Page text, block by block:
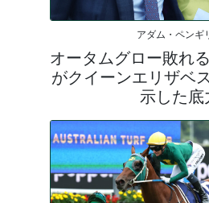
アダム・ペンギ
オータムグロー敗れ
がクイーンエリザベ
示した底